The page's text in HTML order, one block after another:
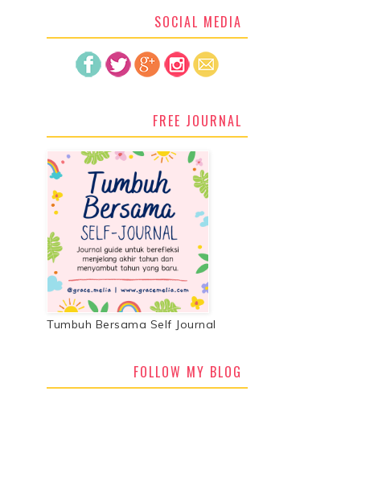
SOCIAL MEDIA
FREE JOURNAL
Tumbuh Bersama Self Journal
FOLLOW MY BLOG